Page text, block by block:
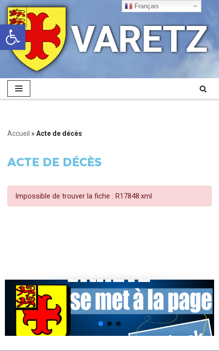
Ouvrir la barre d’outils
Aller
au
contenu
VARETZ
Accueil » Acte de décès
ACTE DE DÉCÈS
Impossible de trouver la fiche : R17848.xml
Français